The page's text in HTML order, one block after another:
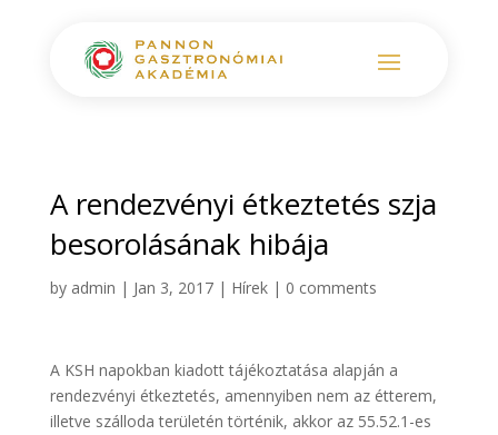
A rendezvényi étkeztetés szja
besorolásának hibája
by admin | Jan 3, 2017| Hírek| 0 comments
A KSH napokban kiadott tájékoztatása alapján a
rendezvényi étkeztetés, amennyiben nem az étterem,
illetve szálloda területén történik, akkor az 55.52.1-es